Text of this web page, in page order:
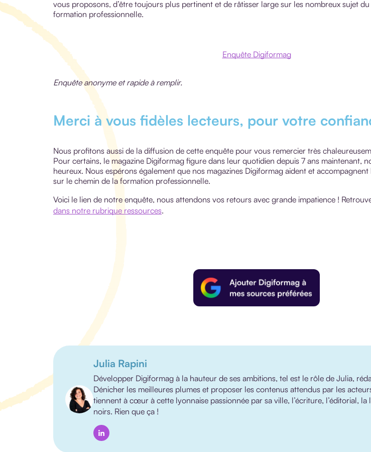
vous proposons, d’être toujours plus pertinent et de râtisser large sur les nombreux sujet
formation professionnelle.
Enquête Digiformag
Enquête anonyme et rapide à remplir.
Merci à vous fidèles lecteurs, pour votre
Nous profitons aussi de la diffusion de cette enquête pour vous remercier très
Pour certains, le magazine Digiformag figure dans leur quotidien depuis 7 ans maintenant,
heureux. Nous espérons également que nos magazines Digiformag aident et
sur le chemin de la formation professionnelle.
Voici le lien de notre enquête, nous attendons vos retours avec grande impatience !
dans notre rubrique ressources.
Julia Rapini
Développer Digiformag à la hauteur de ses ambitions, tel est le rôle de Julia,
Dénicher les meilleures plumes et proposer les contenus attendus par les
tiennent à cœur à cette lyonnaise passionnée par sa ville, l’écriture, l’éditorial,
noirs. Rien que ça !